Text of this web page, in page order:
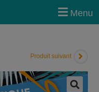
Menu
Produit suivant